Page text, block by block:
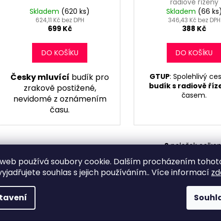
používá soubory cookie. Dalším procházením
souhlas s jejich používáním.. Více informací
R
Skladem (620 ks)
624,11 Kč bez DPH
699 Kč
DO KOŠÍKU
Česky mluvící budík pro
zrakově postižené,
nevidomé z oznámením
času.
radiově řízený
Skladem (66 ks)
346,43 Kč bez DPH
388 Kč
DO KOŠÍKU
GTUP: Spolehlivý
budík s radiově
časem.
v
l
á
d
a
2položek
si vybrat digitální budík?
budíky zobrazují čas na LCD nebo LED displeji, což
často nabízejí i další praktické funkce, které vám usnadní